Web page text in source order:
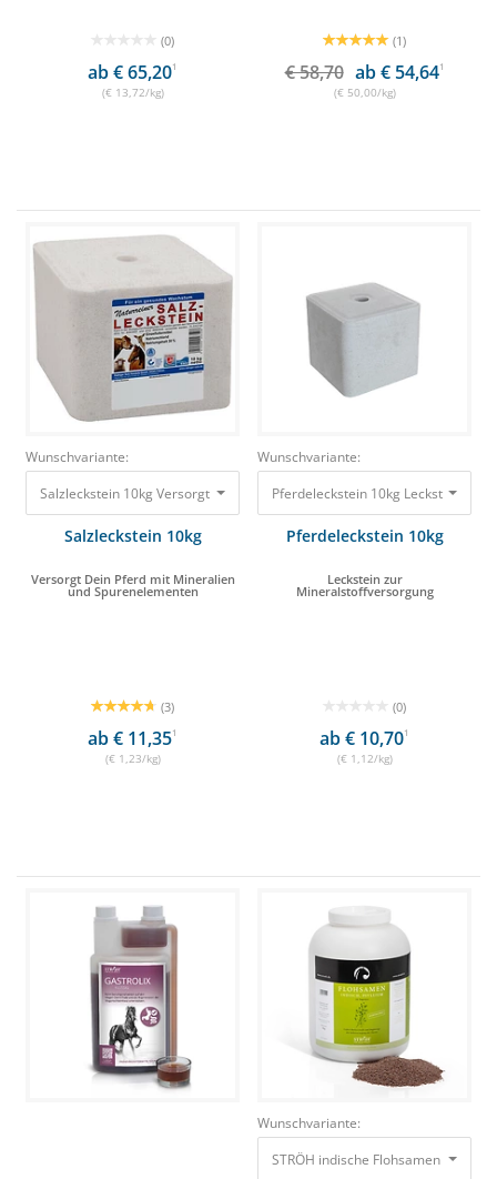
(0)
ab € 65,201
(€ 13,72/kg)
(1)
€ 58,70 ab € 54,641
(€ 50,00/kg)
Wunschvariante:
Salzleckstein 10kg Versorgt Dein Pferd mit Mineralien und
Salzleckstein 10kg
Versorgt Dein Pferd mit Mineralien
und Spurenelementen
(3)
ab € 11,351
(€ 1,23/kg)
Wunschvariante:
Pferdeleckstein 10kg Leckstein zur
Pferdeleckstein 10kg
Leckstein zur
Mineralstoffversorgung
(0)
ab € 10,701
(€ 1,12/kg)
Wunschvariante:
STRÖH indische Flohsamen 3kg